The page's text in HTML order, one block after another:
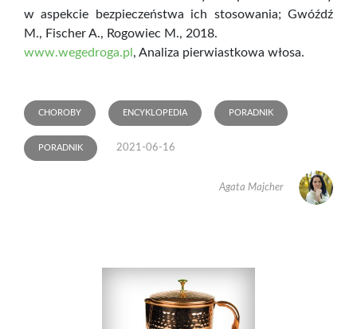
w aspekcie bezpieczeństwa ich stosowania; Gwóźdź
M., Fischer A., Rogowiec M., 2018.
www.wegedroga.pl , Analiza pierwiastkowa włosa.
CHOROBY ENCYKLOPEDIA PORADNIK
PORADNIK 2021-06-16
Agata Majcher